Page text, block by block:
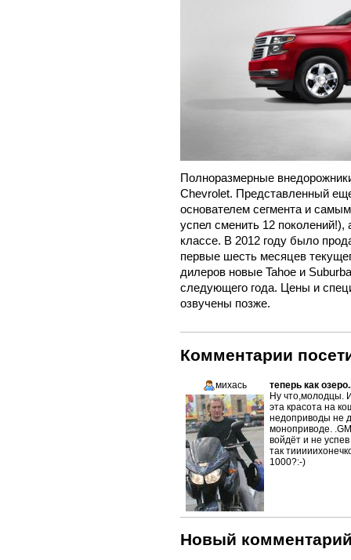
Полноразмерные
Chevrolet. Представленный
основателем сегмента и
успел сменить 12
классе. В 2012 году было
первые шесть месяцев
дилеров новые Tahoe и
следующего года. Цены и
озвучены позже.
Комментарии
михась
теперь как
Ну что,молодцы.
эта красота на
недоприводы не
моноприводе.
войдёт и не
так
1000?:-)
Новый